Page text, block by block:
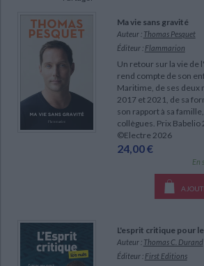
CHARGEMENT...
Bibliothèque de la Pléiade
Classiques scolaires
Littérature de voyage
Littérature en version originale
Histoire de France
Histoire - Généralités
Culture scientifique
Ma vie sans gravité
Auteur : Thomas Pesquet
Éditeur : Flammarion
Un retour sur la vie de
rend compte de son
Maritime, de ses deux
2017 et 2021, de sa
son rapport à sa
collègues. Prix
©Electre 2026
24,00 €
En
L'esprit critique pour
Auteur : Thomas C. Durand
Éditeur : First Editions